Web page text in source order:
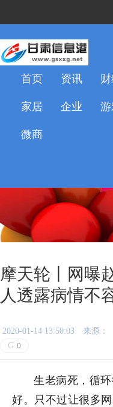
首页 资讯
家居 企业 游
微商
摩天轮丨网曝
人透露病情不
2020-01-14 13:50:03 来源：
G 0
生老病死，循
好。只不过让很多